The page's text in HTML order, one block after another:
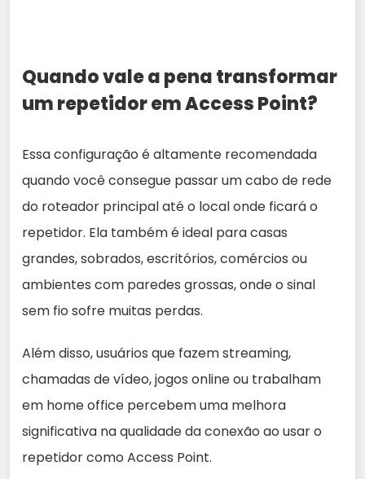
Quando vale a pena transformar
um repetidor em Access Point?
Essa configuração é altamente recomendada
quando você consegue passar um cabo de rede
do roteador principal até o local onde ficará o
repetidor. Ela também é ideal para casas
grandes, sobrados, escritórios, comércios ou
ambientes com paredes grossas, onde o sinal
sem fio sofre muitas perdas.
Além disso, usuários que fazem streaming,
chamadas de vídeo, jogos online ou trabalham
em home office percebem uma melhora
significativa na qualidade da conexão ao usar o
repetidor como Access Point.